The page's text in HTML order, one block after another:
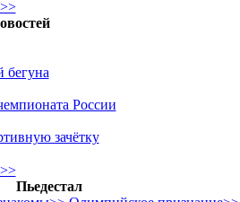
России
зачётку
Пьедестал